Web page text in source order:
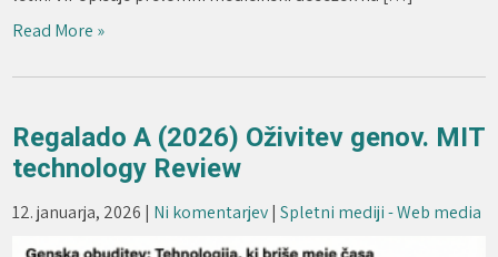
Read More »
Regalado A (2026) Oživitev genov. MIT
technology Review
12. januarja, 2026 | Ni komentarjev|Spletni mediji - Web media